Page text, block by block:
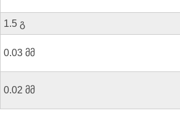
1.5 გ
0.03 მმ
0.02 მმ